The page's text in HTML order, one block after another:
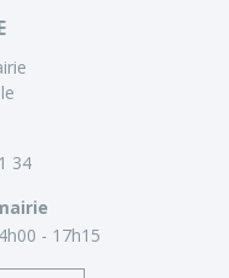
34
- 17h15